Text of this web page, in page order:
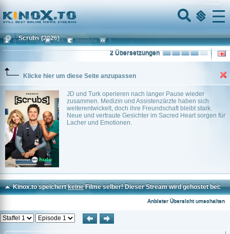
Home
Menu
Scrubs (2026)
2 Übersetzungen
Klicke hier um diese Seite anzupassen
JD und Turk operieren nach langer Pause wieder
zusammen. Medizin und Assistenzärzte haben sich
weiterentwickelt, doch ihre Freundschaft bleibt stark.
Neue und vertraute Gesichter im Sacred Heart sorgen für
Lacher und Emotionen.
Aseem Batra USA Komödie 0
Kinox.to speichertkeineFilme selber! Dieser Stream wird gehostet bei:
Anbieter Übersicht umschalten